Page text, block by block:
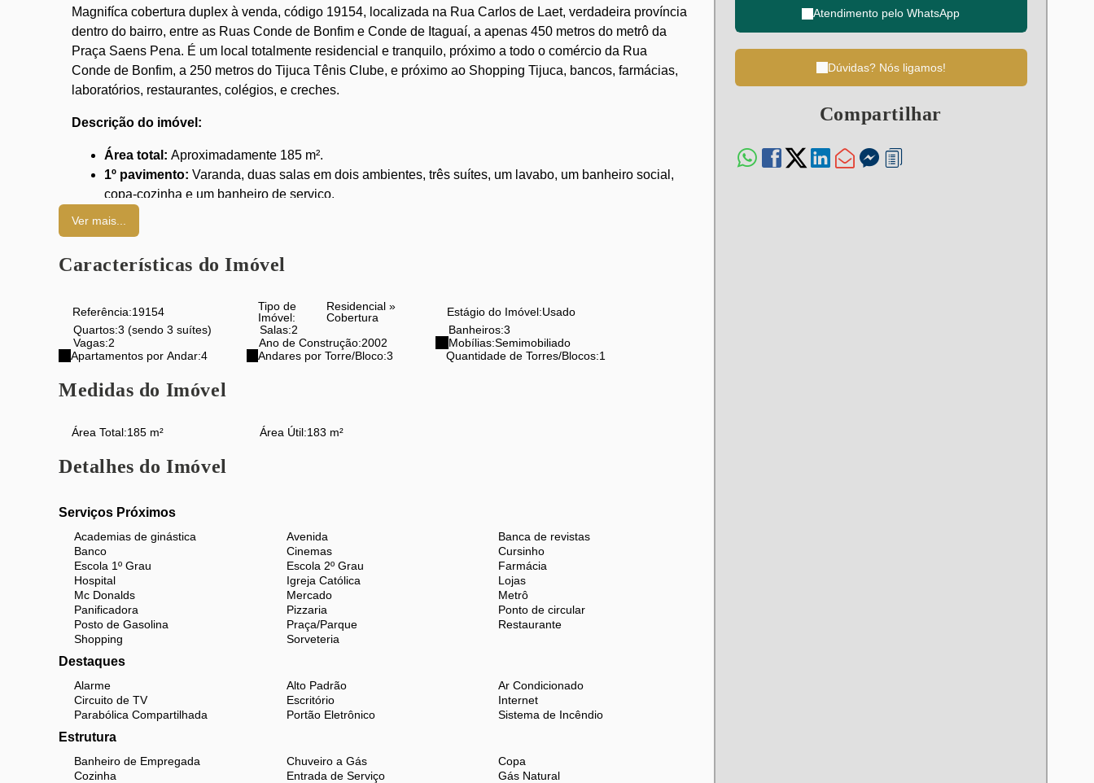
Magnifíca cobertura duplex à venda, código 19154, localizada na Rua Carlos de Laet, verdadeira província
dentro do bairro, entre as Ruas Conde de Bonfim e Conde de Itaguaí, a apenas 450 metros do metrô da
Praça Saens Pena. É um local totalmente residencial e tranquilo, próximo a todo o comércio da Rua
Conde de Bonfim, a 250 metros do Tijuca Tênis Clube, e próximo ao Shopping Tijuca, bancos, farmácias,
laboratórios, restaurantes, colégios, e creches.
Descrição do imóvel:
Área total: Aproximadamente 185 m².
1º pavimento: Varanda, duas salas em dois ambientes, três suítes, um lavabo, um banheiro social,
copa-cozinha e um banheiro de serviço.
2º pavimento (terraço):
Vagas de garagem:
localização aproximada.
Para mais informações ou para agendar uma visita, entre em contato com a Miguez Imobiliária.
no ZAP pelo Código: 18381
Ver mais...
Características do Imóvel
Referência:19154
Tipo de
Imóvel:
Residencial »
Cobertura
Estágio do Imóvel:Usado
Quartos:3 (sendo 3 suítes) Salas:2 Banheiros:3
Vagas:2 Ano de Construção:2002 Mobílias:Semimobiliado
Apartamentos por Andar:4 Andares por Torre/Bloco:3 Quantidade de Torres/Blocos:1
Medidas do Imóvel
Área Total:185 m² Área Útil:183 m²
Detalhes do Imóvel
Serviços Próximos
Academias de ginástica Avenida
Banca de revistas
Banco
Cinemas
Cursinho
Escola 1º Grau
Escola 2º Grau
Farmácia
Hospital
Igreja Católica
Lojas
Mc Donalds
Mercado
Metrô
Panificadora
Pizzaria
Ponto de circular
Posto de Gasolina
Praça/Parque
Restaurante
Shopping
Sorveteria
Destaques
Alarme Alto Padrão
Ar Condicionado
Circuito de TV
Escritório
Internet
Parabólica Compartilhada
Portão Eletrônico Sistema de Incêndio
Estrutura
Banheiro de Empregada Chuveiro a Gás
Copa
Cozinha
Entrada de Serviço
Gás Natural
Atendimento pelo WhatsApp
Dúvidas? Nós ligamos!
Compartilhar